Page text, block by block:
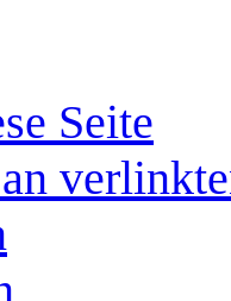
Seite